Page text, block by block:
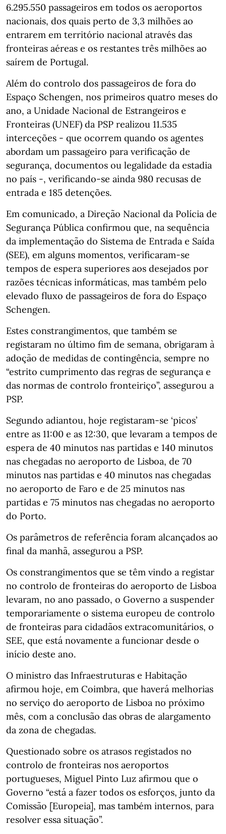
6.295.550 passageiros em todos os aeroportos
nacionais, dos quais perto de 3,3 milhões ao
entrarem em território nacional através das
fronteiras aéreas e os restantes três milhões ao
saírem de Portugal.
Além do controlo dos passageiros de fora do
Espaço Schengen, nos primeiros quatro meses do
ano, a Unidade Nacional de Estrangeiros e
Fronteiras (UNEF) da PSP realizou 11.535
interceções - que ocorrem quando os agentes
abordam um passageiro para verificação de
segurança, documentos ou legalidade da estadia
no país -, verificando-se ainda 980 recusas de
entrada e 185 detenções.
Em comunicado, a Direção Nacional da Polícia de
Segurança Pública confirmou que, na sequência
da implementação do Sistema de Entrada e Saída
(SEE), em alguns momentos, verificaram-se
tempos de espera superiores aos desejados por
razões técnicas informáticas, mas também pelo
elevado fluxo de passageiros de fora do Espaço
Schengen.
Estes constrangimentos, que também se
registaram no último fim de semana, obrigaram à
adoção de medidas de contingência, sempre no
“estrito cumprimento das regras de segurança e
das normas de controlo fronteiriço”, assegurou a
PSP.
Segundo adiantou, hoje registaram-se ‘picos’
entre as 11:00 e as 12:30, que levaram a tempos de
espera de 40 minutos nas partidas e 140 minutos
nas chegadas no aeroporto de Lisboa, de 70
minutos nas partidas e 40 minutos nas chegadas
no aeroporto de Faro e de 25 minutos nas
partidas e 75 minutos nas chegadas no aeroporto
do Porto.
Os parâmetros de referência foram alcançados ao
final da manhã, assegurou a PSP.
Os constrangimentos que se têm vindo a registar
no controlo de fronteiras do aeroporto de Lisboa
levaram, no ano passado, o Governo a suspender
temporariamente o sistema europeu de controlo
de fronteiras para cidadãos extracomunitários, o
SEE, que está novamente a funcionar desde o
início deste ano.
O ministro das Infraestruturas e Habitação
afirmou hoje, em Coimbra, que haverá melhorias
no serviço do aeroporto de Lisboa no próximo
mês, com a conclusão das obras de alargamento
da zona de chegadas.
Questionado sobre os atrasos registados no
controlo de fronteiras nos aeroportos
portugueses, Miguel Pinto Luz afirmou que o
Governo “está a fazer todos os esforços, junto da
Comissão [Europeia], mas também internos, para
resolver essa situação”.